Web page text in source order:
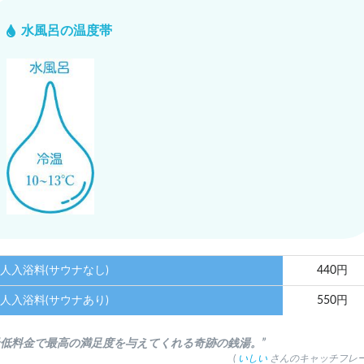
水風呂の温度帯
入浴料(サウナなし) 440円
入浴料(サウナあり) 550円
低料金で最高の満足度を与えてくれる奇跡の銭湯。”
( いしい さんのキャッチフレ